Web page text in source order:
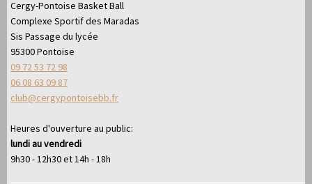
Cergy-Pontoise Basket Ball
Complexe Sportif des Maradas
Sis Passage du lycée
95300 Pontoise
09 72 53 72 98
06 08 63 09 87
club@cergypontoisebb.fr
Heures d'ouverture au public:
lundi au vendredi
9h30 - 12h30 et 14h - 18h